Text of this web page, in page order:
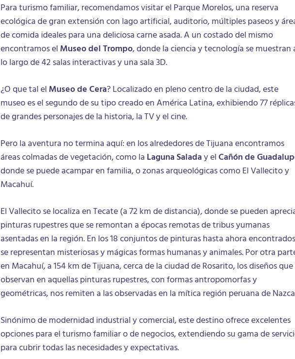
Para turismo familiar, recomendamos visitar el Parque Morelos, una reserva
ecológica de gran extensión con lago artificial, auditorio, múltiples paseos y
de comida ideales para una deliciosa carne asada. A un costado del mismo
encontramos el Museo del Trompo, donde la ciencia y tecnología se muestran
lo largo de 42 salas interactivas y una sala 3D.
¿O que tal el Museo de Cera? Localizado en pleno centro de la ciudad, este
museo es el segundo de su tipo creado en América Latina, exhibiendo 77
de grandes personajes de la historia, la TV y el cine.
Pero la aventura no termina aquí: en los alrededores de Tijuana encontramos
áreas colmadas de vegetación, como la Laguna Saladay elCañón de
donde se puede acampar en familia, o zonas arqueológicas como El Vallecito y
Macahuí.
El Vallecito se localiza en Tecate (a 72 km de distancia), donde se pueden
pinturas rupestres que se remontan a épocas remotas de tribus yumanas
asentadas en la región. En los 18 conjuntos de pinturas hasta ahora encontrados
se representan misteriosas y mágicas formas humanas y animales. Por otra
en Macahuí, a 154 km de Tijuana, cerca de la ciudad de Rosarito, los diseños que
observan en aquellas pinturas rupestres, con formas antropomorfas y
geométricas, nos remiten a las observadas en la mítica región peruana de
Sinónimo de modernidad industrial y comercial, este destino ofrece excelentes
opciones para el turismo familiar o de negocios, extendiendo su gama de
para cubrir todas las necesidades y expectativas.